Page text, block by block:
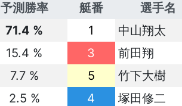
予測勝率 艇番
選手名
71.4 % 1
中山翔太
15.4 % 3
前田翔
7.7 % 5
竹下大樹
2.5 % 4
塚田修二